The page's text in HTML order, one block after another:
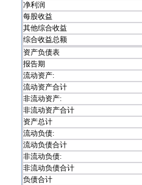
净利润
每股收益
其他综合收益
综合收益总额
资产负债表
报告期
流动资产:
流动资产合计
非流动资产:
非流动资产合计
资产总计
流动负债:
流动负债合计
非流动负债:
非流动负债合计
负债合计